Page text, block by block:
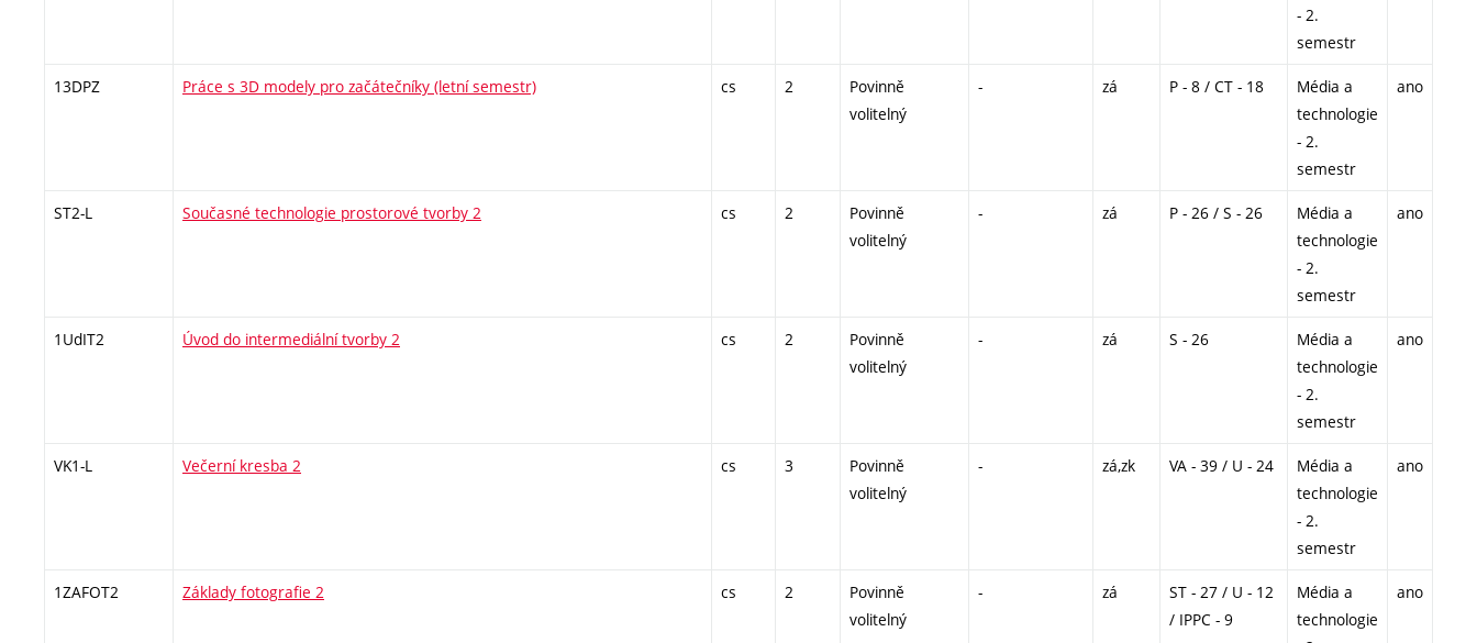
- 2.
semestr
13DPZ Práce s 3D modely pro začátečníky (letní semestr) cs 2
Povinně
volitelný
- zá P - 8 / CT - 18
Média a
technologie
- 2.
semestr
ano
ST2-L Současné technologie prostorové tvorby 2 cs 2
Povinně
volitelný
- zá P - 26 / S - 26
Média a
technologie
- 2.
semestr
ano
1UdIT2 Úvod do intermediální tvorby 2 cs 2
Povinně
volitelný
- zá S - 26
Média a
technologie
- 2.
semestr
ano
VK1-L Večerní kresba 2 cs 3
Povinně
volitelný
- zá,zk VA - 39 / U - 24
Média a
technologie
- 2.
semestr
ano
1ZAFOT2 Základy fotografie 2 cs 2
Povinně
volitelný
- zá
ST - 27 / U - 12
/ IPPC - 9
Média a
technologie
ano